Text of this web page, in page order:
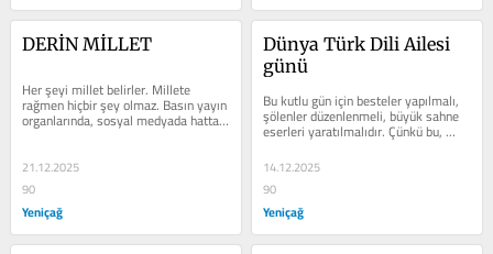
DERİN MİLLET
Her şeyi millet belirler. Millete
rağmen hiçbir şey olmaz. Basın yayın
organlarında, sosyal medyada hatta
bütün insanların...
21.12.2025
90
Yeniçağ
Dünya Türk Dili Ailesi
günü
Bu kutlu gün için besteler yapılmalı,
şölenler düzenlenmeli, büyük sahne
eserleri yaratılmalıdır. Çünkü bu,
bütün Türkler için yeni...
14.12.2025
90
Yeniçağ